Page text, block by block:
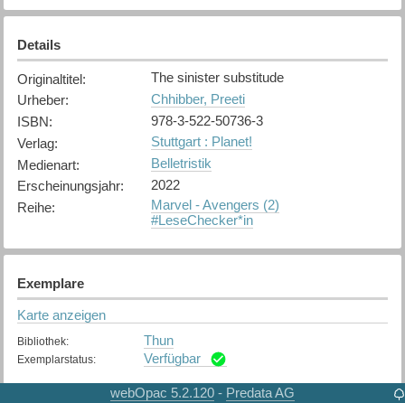
Details
Originaltitel:
The sinister substitude
Urheber:
Chhibber, Preeti
ISBN:
978-3-522-50736-3
Verlag:
Stuttgart : Planet!
Medienart:
Belletristik
Erscheinungsjahr:
2022
Reihe:
Marvel - Avengers (2)
#LeseChecker*in
Exemplare
Karte anzeigen
Bibliothek: Thun
Exemplarstatus: Verfügbar
webOpac 5.2.120 - Predata AG